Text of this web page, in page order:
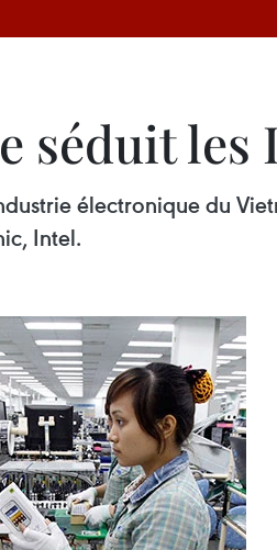
séduit les
électronique du
Intel.